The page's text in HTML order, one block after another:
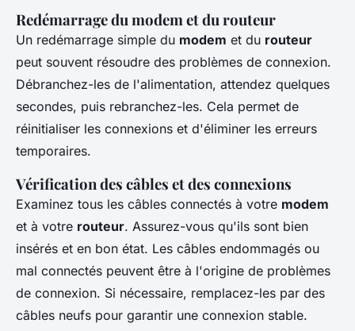
Redémarrage du modem et du routeur
Un redémarrage simple du modem et du routeur
peut souvent résoudre des problèmes de connexion.
Débranchez-les de l'alimentation, attendez quelques
secondes, puis rebranchez-les. Cela permet de
réinitialiser les connexions et d'éliminer les erreurs
temporaires.
Vérification des câbles et des connexions
Examinez tous les câbles connectés à votre modem
et à votre routeur. Assurez-vous qu'ils sont bien
insérés et en bon état. Les câbles endommagés ou
mal connectés peuvent être à l'origine de problèmes
de connexion. Si nécessaire, remplacez-les par des
câbles neufs pour garantir une connexion stable.